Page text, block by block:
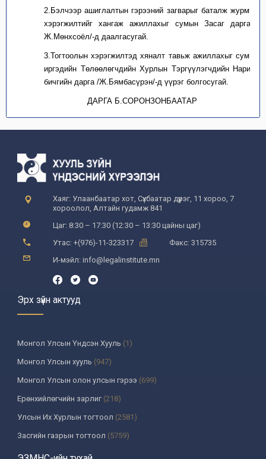
2.Бэлчээр ашиглалтын гэрээний загварыг баталж журмын
хэрэгжилтийг хангаж ажиллахыг сумын Засаг дарга /
Ж.Мөнхсоёл/-д даалгасугай.
3.Тогтоолын хэрэгжилтэд хяналт тавьж ажиллахыг сумын
иргэдийн Төлөөлөгчдийн Хурлын Тэргүүлэгчдийн Нарийн
бичгийн дарга /Ж.Бямбасүрэн/-д үүрэг болгосугай.
ДАРГА Б.СОРОНЗОНБААТАР
Хаяг: Улаанбаатар хот, Сүхбаатар дүүрэг, 11 хороо, 7
хороолол, Алтайн гудамж 841
Цаг: 8:30 – 17:30 (12:30 – 13:30 цайны цаг)
Утас: +(976)-11-323317
Факс: 315735
И-мэйл: info@legalinstitute.mn
Эрх зүйн актууд
Монгол Улсын Үндсэн Хууль (1)
Монгол Улсын хууль (947)
Монгол Улсын олон улсын гэрээ (699)
Ерөнхийлөгчийн зарлиг(218)
Улсын Их Хурлын тогтоол (2581)
Засгийн газрын тогтоол (5759)
Үндсэн хуулийн цэцийн шийдвэр